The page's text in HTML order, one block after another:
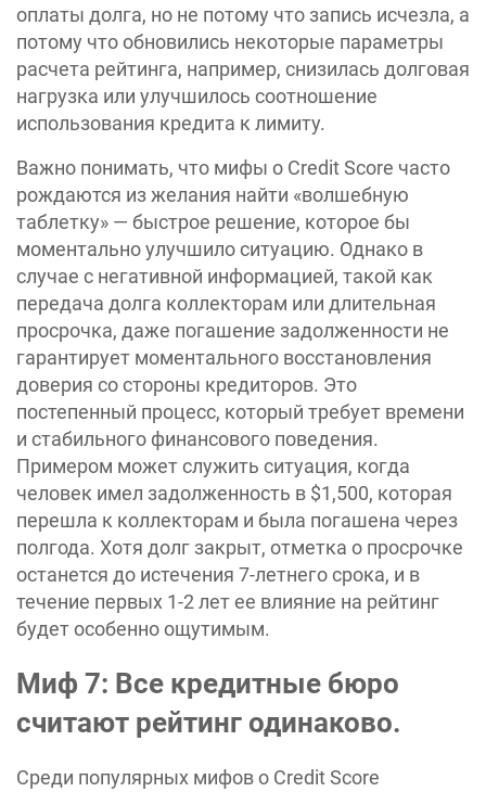
оплаты долга, но не потому что запись исчезла, а
потому что обновились некоторые параметры
расчета рейтинга, например, снизилась долговая
нагрузка или улучшилось соотношение
использования кредита к лимиту.
Важно понимать, что мифы о Credit Score часто
рождаются из желания найти «волшебную
таблетку» — быстрое решение, которое бы
моментально улучшило ситуацию. Однако в
случае с негативной информацией, такой как
передача долга коллекторам или длительная
просрочка, даже погашение задолженности не
гарантирует моментального восстановления
доверия со стороны кредиторов. Это
постепенный процесс, который требует времени
и стабильного финансового поведения.
Примером может служить ситуация, когда
человек имел задолженность в $1,500, которая
перешла к коллекторам и была погашена через
полгода. Хотя долг закрыт, отметка о просрочке
останется до истечения 7-летнего срока, и в
течение первых 1-2 лет ее влияние на рейтинг
будет особенно ощутимым.
Миф 7: Все кредитные бюро
считают рейтинг одинаково.
Среди популярных мифов о Credit Score